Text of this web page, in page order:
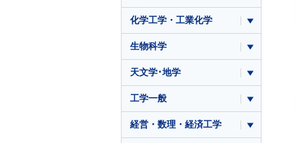
化学工学・工業化学
生物科学
天文学･地学
工学一般
経営・数理・経済工学